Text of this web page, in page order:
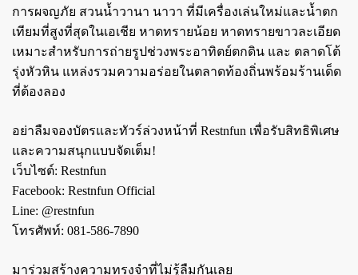
การผจญภัย สวนน้ำวานา นาวา ที่มีเครื่องเล่นใหม่และน้ำตก
เทียมที่สูงที่สุดในเอเชีย หาดทรายน้อย หาดทรายขาวละเอียด
เหมาะสำหรับการถ่ายรูปช่วงพระอาทิตย์ตกดิน และ ตลาดโต้
รุ่งหัวหิน แหล่งรวมความอร่อยในตลาดท้องถิ่นพร้อมร้านเด็ด
ที่ต้องลอง
อย่าลืมจองบัตรและทัวร์ล่วงหน้าที่ Restnfun เพื่อรับสิทธิพิเศษ
และความสนุกแบบจัดเต็ม!
เว็บไซต์: Restnfun
Facebook: Restnfun Official
Line: @restnfun
โทรศัพท์: 081-586-7890
มาร่วมสร้างความทรงจำที่ไม่รู้ลืมกันเลย